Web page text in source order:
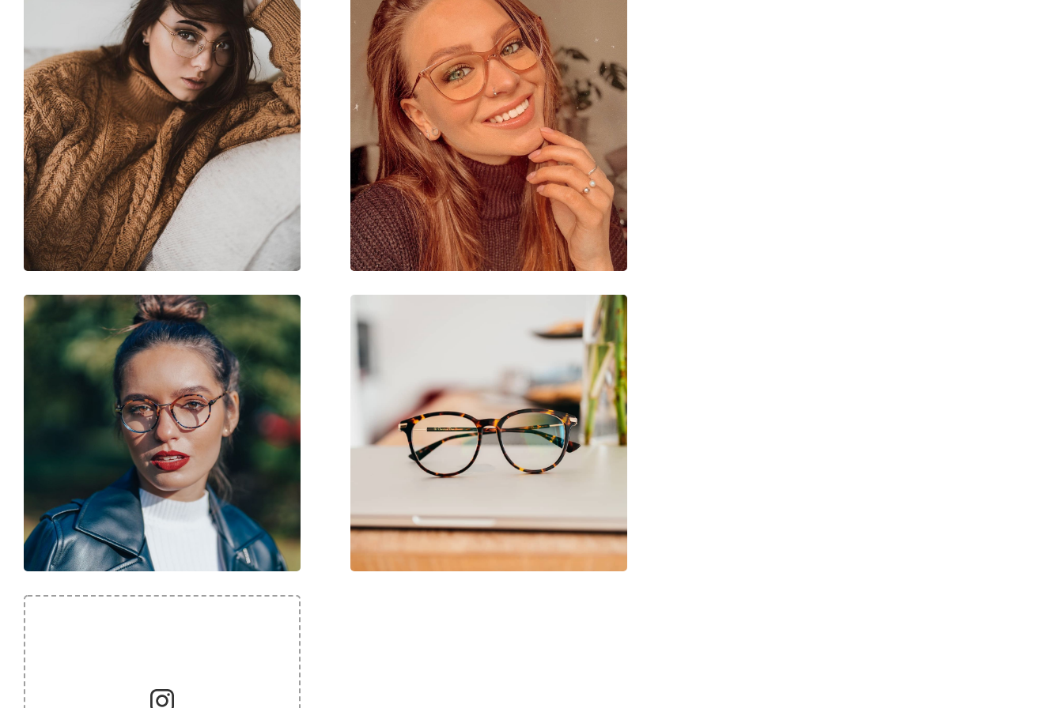
105 g
Verstellbare Nasenpads:
Federscharnier:
Nein
Sonnenclip:
Nein
Accessories
Etui:
Ja
Reinigungstuch:
Weiteres
Sex:
Damen
Kategorie:
Brillen
Marke:
Hugo Boss
Code:
1591 HZJ 20 51